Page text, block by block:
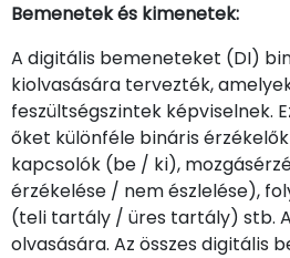
Bemenetek és kimenetek:
A digitális bemeneteket (DI)
kiolvasására tervezték,
feszültségszintek képviselnek.
őket különféle bináris
kapcsolók (be / ki),
érzékelése / nem észlelése),
(teli tartály / üres tartály) stb.
olvasására. Az összes digitális